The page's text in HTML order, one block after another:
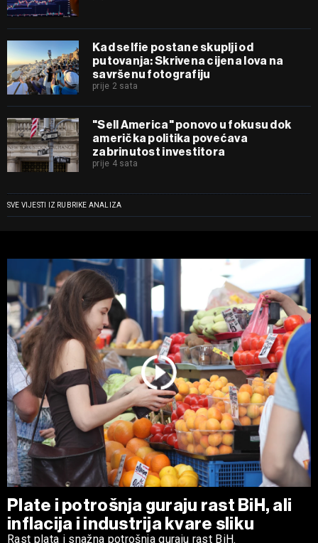
Kad selfie postane skuplji od
putovanja: Skrivena cijena lova na
savršenu fotografiju
prije 2 sata
"Sell America" ponovo u fokusu dok
američka politika povećava
zabrinutost investitora
prije 4 sata
SVE VIJESTI IZ RUBRIKE ANALIZA
Plate i potrošnja guraju rast BiH, ali
inflacija i industrija kvare sliku
Rast plata i snažna potrošnja guraju rast BiH.